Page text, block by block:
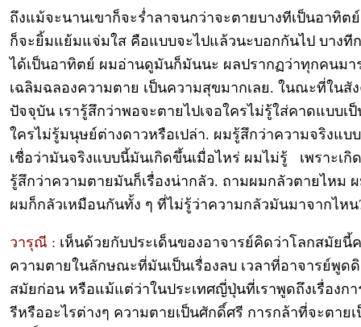
ถึงแม้จะนานเขาก็จะร่ำลาจนกว่าจะตายบางทีเป็นอาทิต
ก็จะยิ้มแย้มแจ่มใส คือแบบจะไปแล้วนะบอกกันไป บางที
ได้เป็นอาทิตย์ ผมอ่านดูมันก็มันนะ ผลปรากฏว่าทุกคนมา
เฉลิมฉลองความตาย เป็นความสุขมากเลย. ในณะที่ในสั
ปัจจุบัน เรารู้สึกว่าพอจะตายไปเจอใครไม่รู้ใส่คาดแบบเ
ใครไม่รู้มนุษย์ต่างดาวหรือเปล่า. ผมรู้สึกว่าความจริงแบ
เชื่อว่ามันจริงแบบนี้มันเกิดขึ้นเมื่อไหร่ ผมไม่รู้ เพราะเกิ
รู้สึกว่าความตายมันก็เรื่องน่ากลัว. ถามผมกลัวตายไหม
ผมก็กลัวเหมือนกันทั้ง ๆ ที่ไม่รู้ว่าความกลัวมันมาจากไหน
วารุณี : เห็นด้วยกับประเด็นของอาจารย์คิดว่าโลกสมัยนี้
ความตายในลักษณะที่มันเป็นเรื่องลบ เวลาที่อาจารย์พูด
สมัยก่อน หรือแม้แต่ว่าในประเทศญี่ปุ่นที่เราพูดถึงเรื่องกา
รีหรืออะไรต่างๆ ความตายเป็นศักดิ์ศรี การกล้าที่จะตายเ